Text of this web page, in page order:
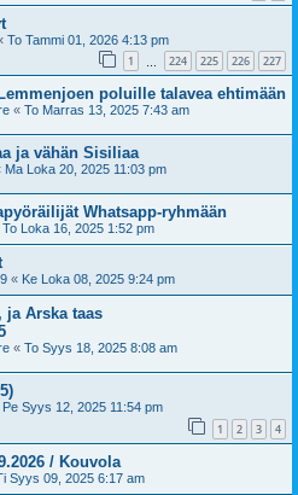
To Tammi 01, 2026 4:13 pm
1 224 225 226 227
poluille talavea ehtimään
« To Marras 13, 2025 7:43 am
ja vähän Sisiliaa
Ma Loka 20, 2025 11:03 pm
Whatsapp-ryhmään
To Loka 16, 2025 1:52 pm
« Ke Loka 08, 2025 9:24 pm
ja Arska taas
« To Syys 18, 2025 8:08 am
Pe Syys 12, 2025 11:54 pm
1 2 3 4
/ Kouvola
Syys 09, 2025 6:17 am